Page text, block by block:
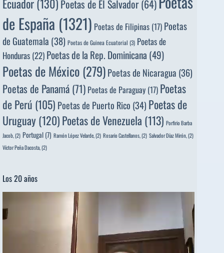
Poetas de El Salvador(64)
de España (1321) Poetas de Filipinas (17) Poetas
de Guatemala (38) Poetas de Guinea Ecuatorial (3) Poetas de
Honduras (22) Poetas de la Rep. Dominicana (49)
Poetas de México(279)Poetas de Nicaragua (36)
Poetas de Panamá (71) Poetas de Paraguay (17) Poetas
de Perú (105) Poetas de Puerto Rico (34) Poetas de
Uruguay(120)Poetas de Venezuela (113) Porfirio Barba
Jacob, (2) Portugal (7) Ramón López Velarde, (2) Rosario Castellanos, (2) Salvador Díaz Mirón, (2)
Víctor Peña Dacosta, (2)
Los 20 años
de
vídeo